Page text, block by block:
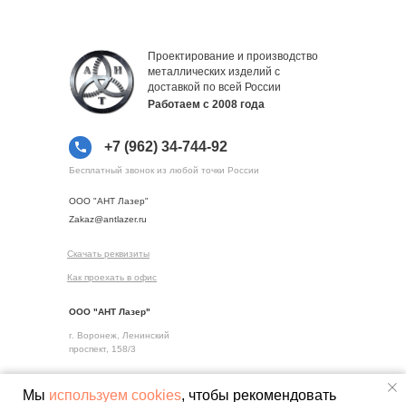
Проектирование и производство
металлических изделий с
доставкой по всей России
Бесплатный звонок из любой точки России
Работаем с 2008 года
+7 (962) 34-744-92
ООО "АНТ Лазер"
ООО "АНТ Лазер"
г. Воронеж, Ленинский
проспект, 158/3
Zakaz@antlazer.ru
Как проехать в офис
Скачать реквизиты
Мы используем cookies, чтобы рекомендовать